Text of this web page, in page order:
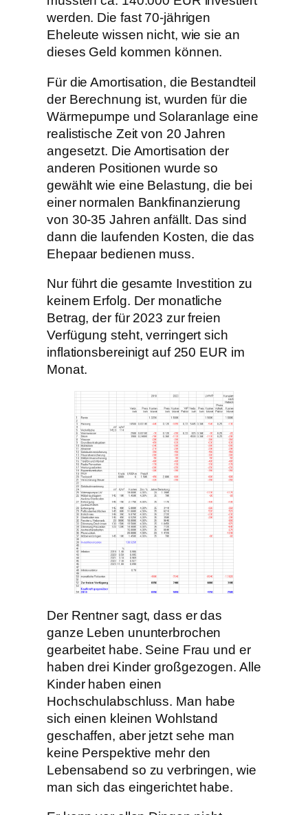
werden. Die fast 70-jährigen
Eheleute wissen nicht, wie sie an
dieses Geld kommen können.
Für die Amortisation, die Bestandteil
der Berechnung ist, wurden für die
Wärmepumpe und Solaranlage eine
realistische Zeit von 20 Jahren
angesetzt. Die Amortisation der
anderen Positionen wurde so
gewählt wie eine Belastung, die bei
einer normalen Bankfinanzierung
von 30-35 Jahren anfällt. Das sind
dann die laufenden Kosten, die das
Ehepaar bedienen muss.
Nur führt die gesamte Investition zu
keinem Erfolg. Der monatliche
Betrag, der für 2023 zur freien
Verfügung steht, verringert sich
inflationsbereinigt auf 250 EUR im
Monat.
Der Rentner sagt, dass er das
ganze Leben ununterbrochen
gearbeitet habe. Seine Frau und er
haben drei Kinder großgezogen. Alle
Kinder haben einen
Hochschulabschluss. Man habe
sich einen kleinen Wohlstand
geschaffen, aber jetzt sehe man
keine Perspektive mehr den
Lebensabend so zu verbringen, wie
man sich das eingerichtet habe.